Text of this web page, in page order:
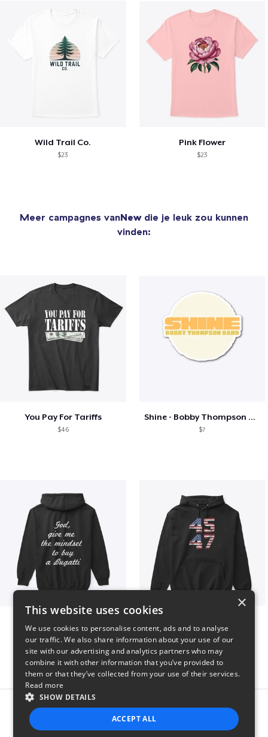
Wild Trail Co.
$23
Pink Flower
$23
Meer campagnes vanNewdie je leuk zou kunnen
vinden:
You Pay For Tariffs
$46
Shine - Bobby Thompson Band Merch
$7
$51 $40
Report this product
×
This website uses cookies
We use cookies to personalise content, ads and to analyse
our traffic. We also share information about your use of our
site with our advertising and analytics partners who may
combine it with other information that you’ve provided to
them or that they’ve collected from your use of their services.
Read more
SHOW DETAILS
ACCEPT ALL